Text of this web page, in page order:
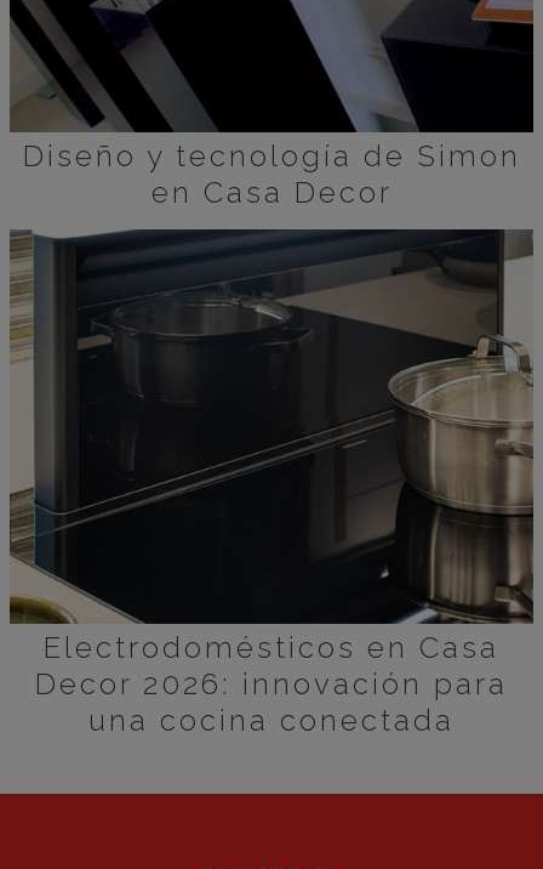
Diseño y tecnología de Simon
en Casa Decor
Electrodomésticos en Casa
Decor 2026: innovación para
una cocina conectada